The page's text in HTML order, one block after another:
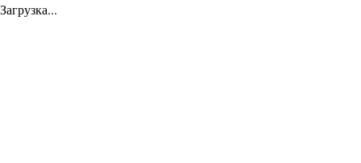
Загрузка...